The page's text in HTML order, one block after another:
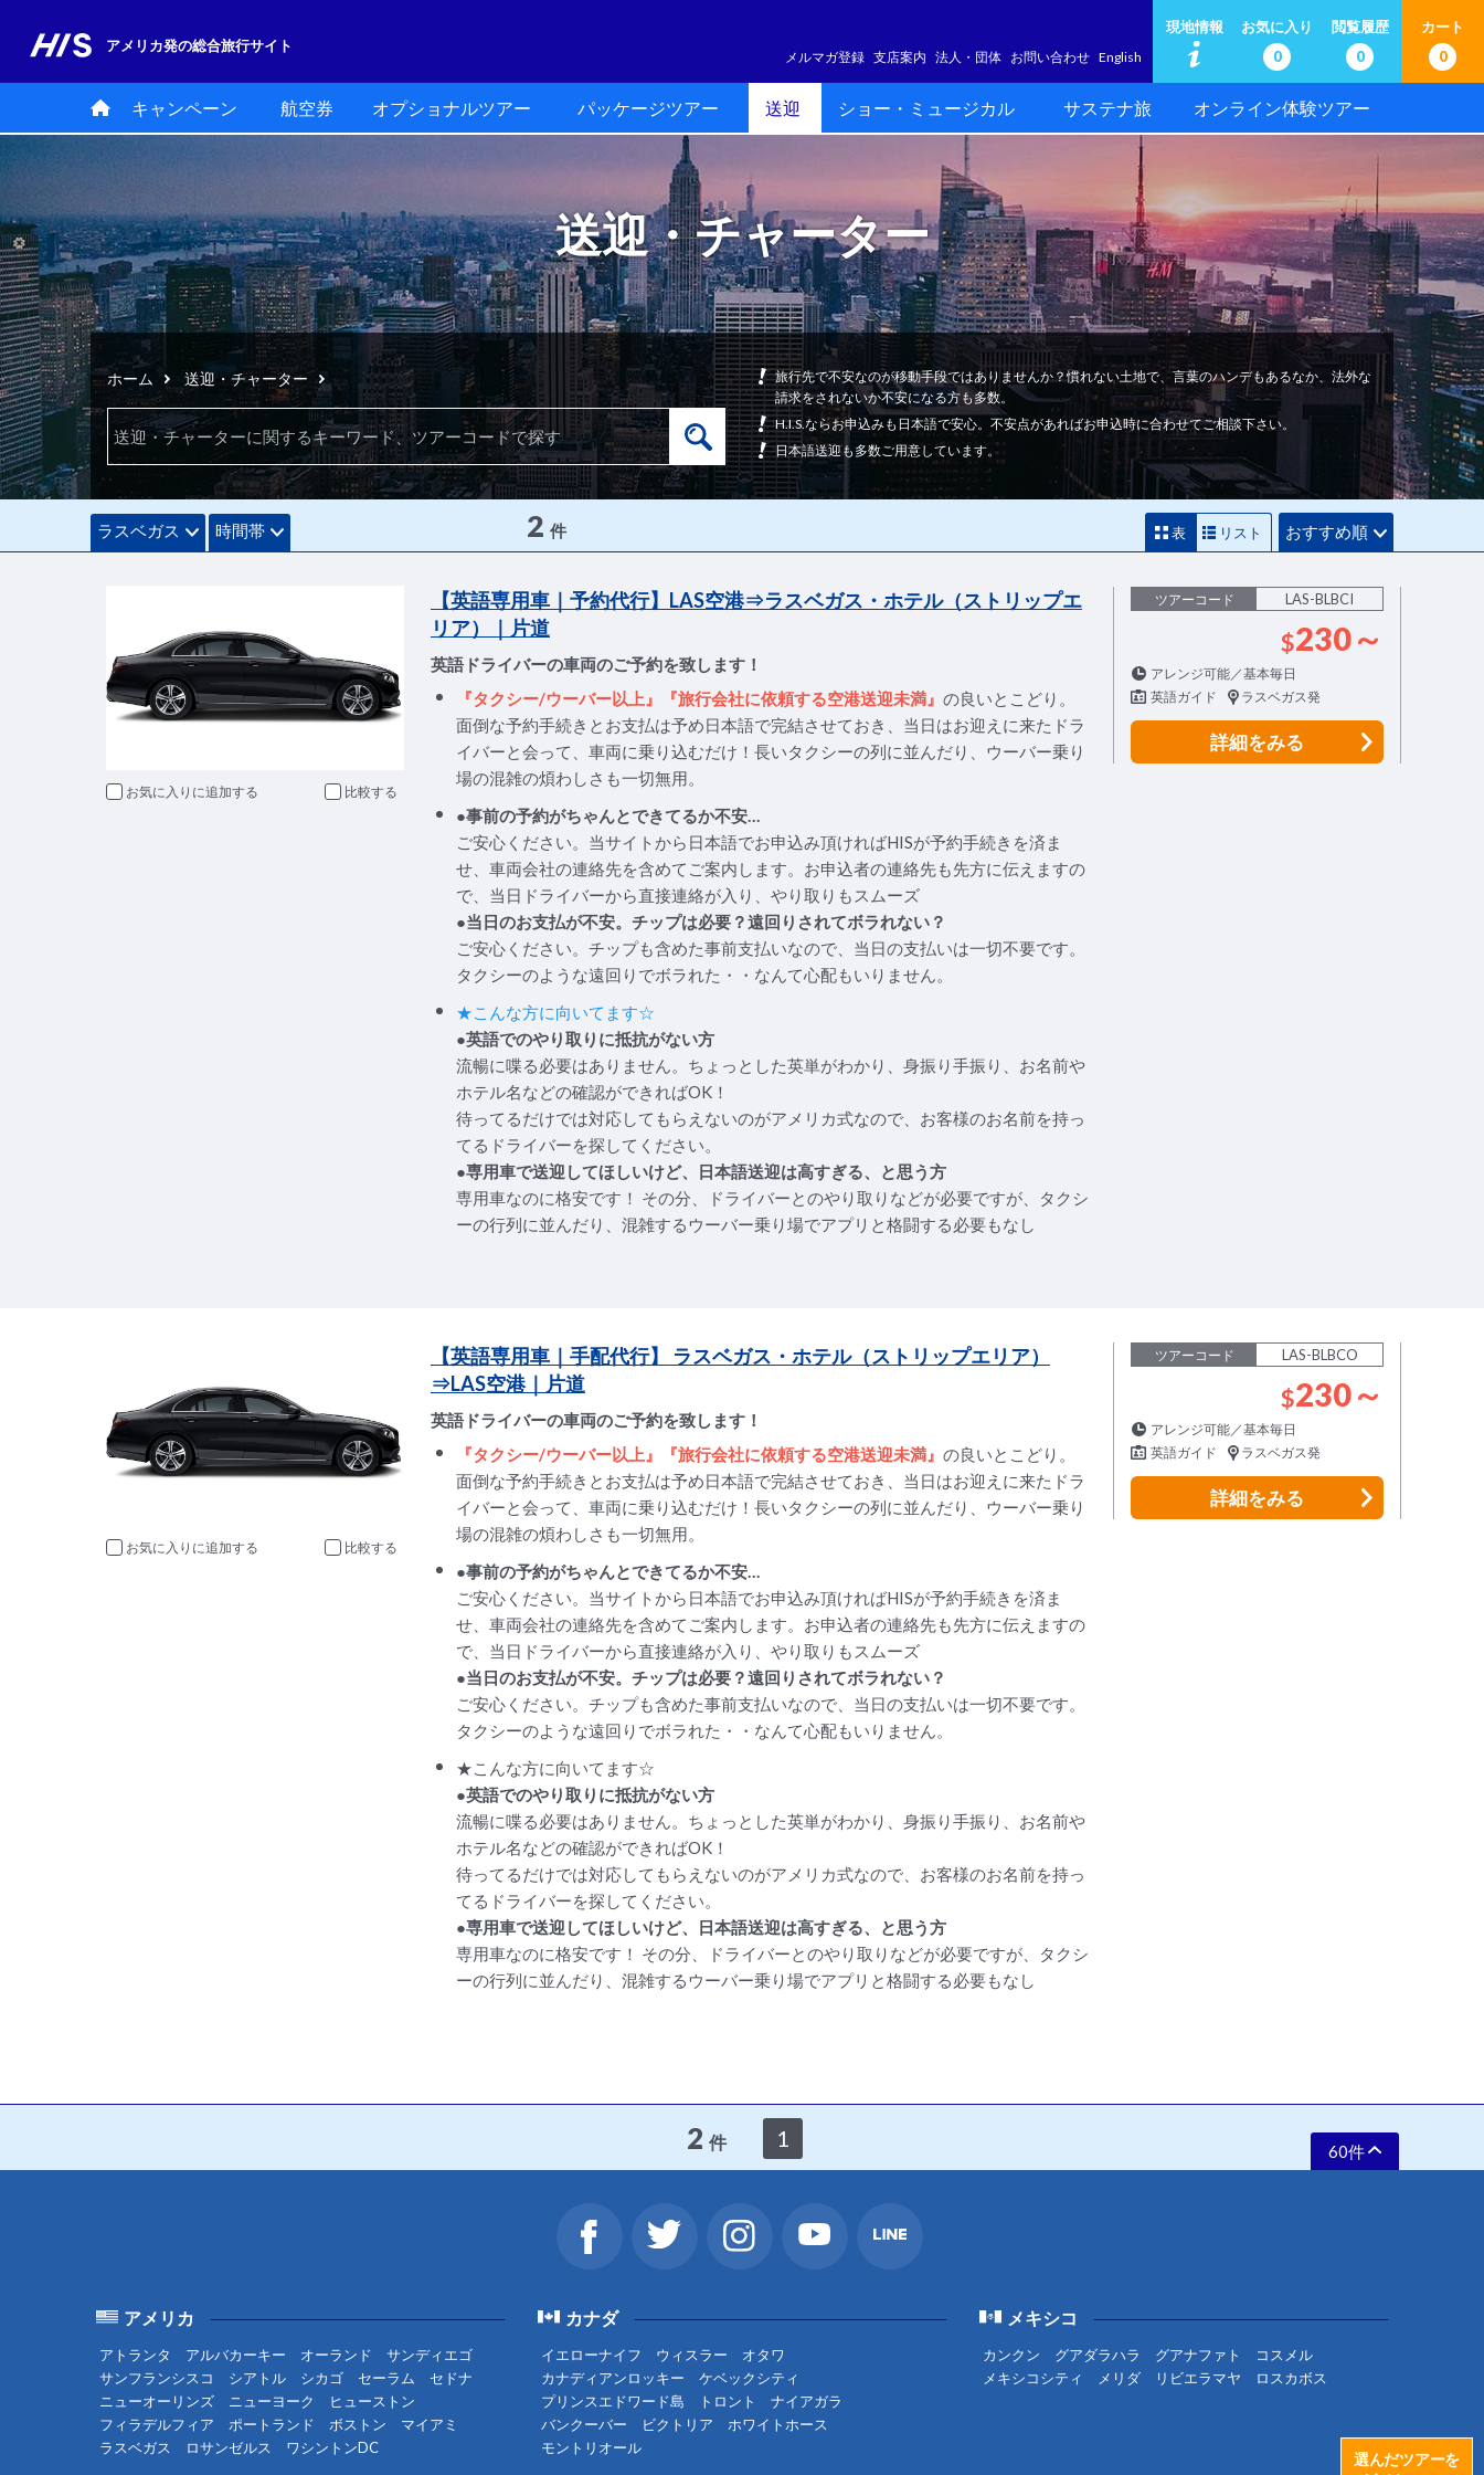
アメリカ発の総合旅行サイト
メルマガ登録 支店案内 法人・団体 お問い合わせ English
現地情報
お気に入り
0
閲覧履歴
0
カート
0
キャンペーン 航空券 オプショナルツアー パッケージツアー 送迎 ショー・ミュージカル サステナ旅 オンライン体験ツアー
送迎・チャーター
ホーム 送迎・チャーター
旅行先で不安なのが移動手段ではありませんか？慣れない土地で、言葉のハンデもあるなか、法外な
請求をされないか不安になる方も多数。
H.I.S.ならお申込みも日本語で安心。不安点があればお申込時に合わせてご相談下さい。
日本語送迎も多数ご用意しています。
ラスベガス 時間帯 2 件 表 リスト おすすめ順
お気に入りに追加 比較
【英語専用車｜予約代行】LAS空港⇒ラスベガス・ホテル（ストリップエ
リア）｜片道
英語ドライバーの車両のご予約を致します！
『タクシー/ウーバー以上』『旅行会社に依頼する空港送迎未満』 の良いとこどり。
面倒な予約手続きとお支払は予め日本語で完結させておき、当日はお迎えに来たドラ
イバーと会って、車両に乗り込むだけ！長いタクシーの列に並んだり、ウーバー乗り
場の混雑の煩わしさも一切無用。
●事前の予約がちゃんとできてるか不安…
ご安心ください。当サイトから日本語でお申込み頂ければHISが予約手続きを済ま
せ、車両会社の連絡先を含めてご案内します。お申込者の連絡先も先方に伝えますの
で、当日ドライバーから直接連絡が入り、やり取りもスムーズ
●当日のお支払が不安。チップは必要？遠回りされてボラれない？
ご安心ください。チップも含めた事前支払いなので、当日の支払いは一切不要です。
タクシーのような遠回りでボラれた・・なんて心配もいりません。
★こんな方に向いてます☆
●英語でのやり取りに抵抗がない方
流暢に喋る必要はありません。ちょっとした英単がわかり、身振り手振り、お名前や
ホテル名などの確認ができればOK！
待ってるだけでは対応してもらえないのがアメリカ式なので、お客様のお名前を持っ
てるドライバーを探してください。
●専用車で送迎してほしいけど、日本語送迎は高すぎる、と思う方
専用車なのに格安です！ その分、ドライバーとのやり取りなどが必要ですが、タクシ
ーの行列に並んだり、混雑するウーバー乗り場でアプリと格闘する必要もなし
ツアーコード LAS-BLBCI
$230～
アレンジ可能／基本毎日
英語ガイド
ラスベガス発
詳細をみる
お気に入りに追加 比較
【英語専用車｜手配代行】 ラスベガス・ホテル（ストリップエリア）
⇒LAS空港｜片道
英語ドライバーの車両のご予約を致します！
『タクシー/ウーバー以上』『旅行会社に依頼する空港送迎未満』 の良いとこどり。
面倒な予約手続きとお支払は予め日本語で完結させておき、当日はお迎えに来たドラ
イバーと会って、車両に乗り込むだけ！長いタクシーの列に並んだり、ウーバー乗り
場の混雑の煩わしさも一切無用。
●事前の予約がちゃんとできてるか不安…
ご安心ください。当サイトから日本語でお申込み頂ければHISが予約手続きを済ま
せ、車両会社の連絡先を含めてご案内します。お申込者の連絡先も先方に伝えますの
で、当日ドライバーから直接連絡が入り、やり取りもスムーズ
●当日のお支払が不安。チップは必要？遠回りされてボラれない？
ご安心ください。チップも含めた事前支払いなので、当日の支払いは一切不要です。
タクシーのような遠回りでボラれた・・なんて心配もいりません。
★こんな方に向いてます☆
●英語でのやり取りに抵抗がない方
流暢に喋る必要はありません。ちょっとした英単がわかり、身振り手振り、お名前や
ホテル名などの確認ができればOK！
待ってるだけでは対応してもらえないのがアメリカ式なので、お客様のお名前を持っ
てるドライバーを探してください。
●専用車で送迎してほしいけど、日本語送迎は高すぎる、と思う方
専用車なのに格安です！ その分、ドライバーとのやり取りなどが必要ですが、タクシ
ーの行列に並んだり、混雑するウーバー乗り場でアプリと格闘する必要もなし
ツアーコード LAS-BLBCO
$230～
アレンジ可能／基本毎日
英語ガイド
ラスベガス発
詳細をみる
2 件 1
60件
選んだツアーを
アメリカ
アトランタ アルバカーキー オーランド
サンディエゴ
サンフランシスコ
シアトル シカゴ セーラム
セドナ
ニューオーリンズ
ニューヨーク
ヒューストン
フィラデルフィア
ポートランド ボストン
マイアミ
ラスベガス
ロサンゼルス ワシントンDC
カナダ
イエローナイフ ウィスラー
オタワ
カナディアンロッキー
ケベックシティ
プリンスエドワード島
トロント
ナイアガラ
バンクーバー
ビクトリア
ホワイトホース
モントリオール
メキシコ
カンクン グアダラハラ グアナファト
コスメル
メキシコシティ
メリダ リビエラマヤ ロスカボス